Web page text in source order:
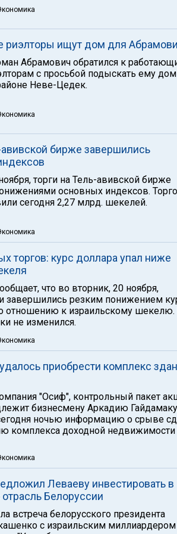
риэлторы ищут дом для
Абрамович обратился к
с просьбой подыскать ему
Неве-Цедек.
авивской бирже завершились
торги на Тель-авивской бирже
основных индексов.
сегодня 2,27 млрд. шекелей.
торгов: курс доллара упал ниже
что во вторник, 20 ноября,
завершились резким понижением
отношению к израильскому шекелю.
не изменился.
приобрести комплекс
"Осиф", контрольный пакет
бизнесмену Аркадию
ночью информацию о срыве
комплекса доходной недвижимости
Леваеву инвестировать в
Белоруссии
встреча белорусского президента
с израильским миллиардером